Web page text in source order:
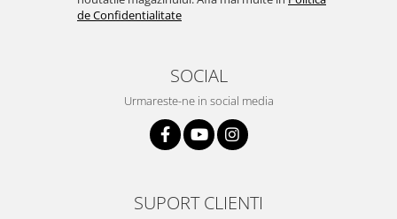
de Confidentialitate
SOCIAL
Urmareste-ne in social media
SUPORT CLIENTI